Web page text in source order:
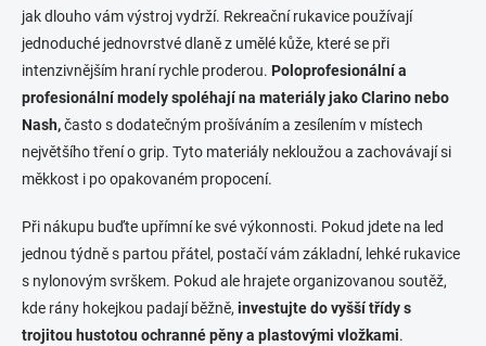
jak dlouho vám výstroj vydrží. Rekreační rukavice používají
jednoduché jednovrstvé dlaně z umělé kůže, které se při
intenzivnějším hraní rychle proderou. Poloprofesionální a
profesionální modely spoléhají na materiály jako Clarino nebo
Nash,často s dodatečným prošíváním a zesílením v místech
největšího tření o grip. Tyto materiály nekloužou a zachovávají si
měkkost i po opakovaném propocení.
Při nákupu buďte upřímní ke své výkonnosti. Pokud jdete na led
jednou týdně s partou přátel, postačí vám základní, lehké rukavice
s nylonovým svrškem. Pokud ale hrajete organizovanou soutěž,
kde rány hokejkou padají běžně, investujte do vyšší třídy s
trojitou hustotou ochranné pěny a plastovými vložkami.